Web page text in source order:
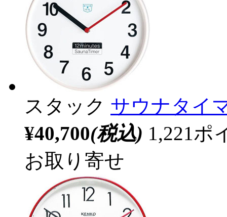
スタック サウナタイ
¥40,700(税込) 1,221ポ
お取り寄せ